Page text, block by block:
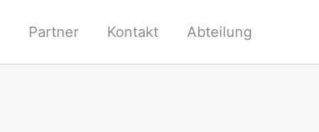
Partner Kontakt Abteilung